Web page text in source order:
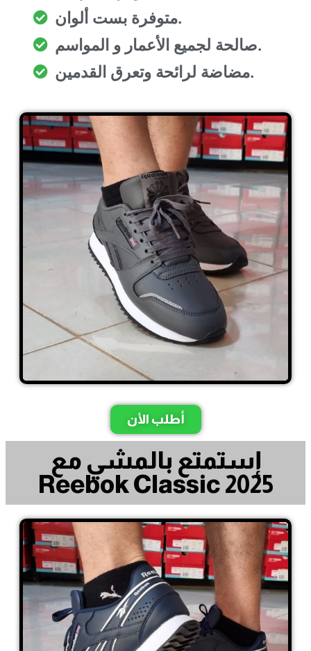
متوفرة بست ألوان.
صالحة لجميع الأعمار و المواسم.
مضاضة لرائحة وتعرق القدمين.
أطلب الأن
إستمتع بالمشي مع
Reebok Classic 2025